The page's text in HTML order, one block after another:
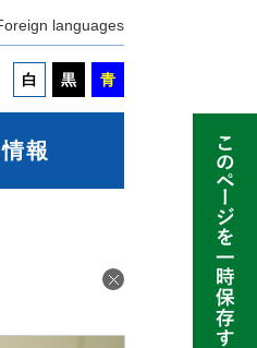
languages
白 黒 青
報